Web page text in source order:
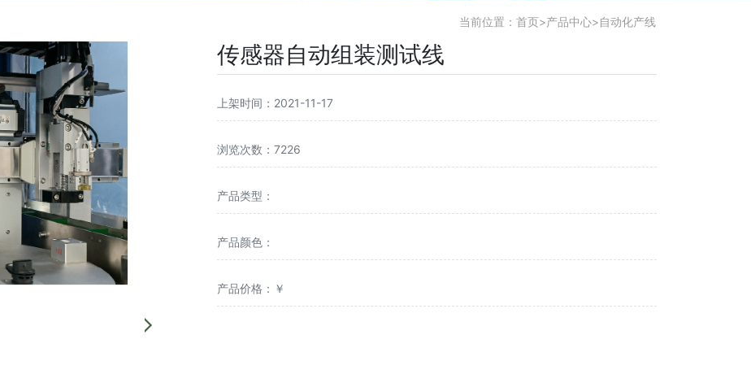
当前位置： 首页>产品中心>自动化产线
传感器自动组装测试线
上架时间：2021-11-17
浏览次数：7226
产品类型：
产品颜色：
产品价格：￥